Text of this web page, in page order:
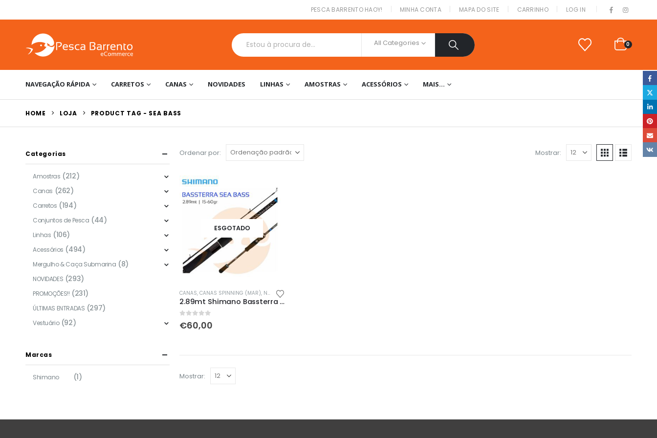
PESCA BARRENTO HAOY! MINHA CONTA MAPA DO SITE CARRINHO LOG IN
All Categories 0
NAVEGAÇÃO RÁPIDA CARRETOS CANAS NOVIDADES LINHAS AMOSTRAS ACESSÓRIOS MAIS…
HOME LOJA PRODUCT TAG - SEA BASS
Ordenar por: Mostrar:
ESGOTADO
CANAS, CANAS SPINNING (MAR), NOVIDADES
2.89mt Shimano Bassterra Sea Bass S96H 15-60gr
out of 5
€60,00
Mostrar:
Categorias
Amostras (212)
Canas (262)
Carretos (194)
Conjuntos de Pesca (44)
Linhas (106)
Acessórios (494)
Mergulho & Caça Submarina (8)
NOVIDADES (293)
PROMOÇÕES!! (231)
ÚLTIMAS ENTRADAS (297)
Vestuário (92)
Marcas
Shimano (1)